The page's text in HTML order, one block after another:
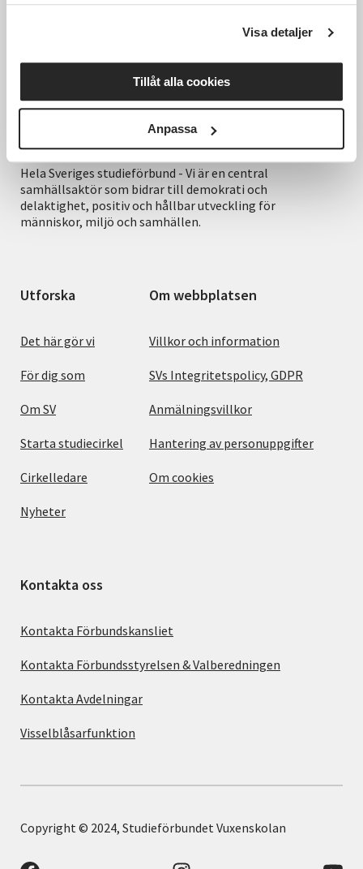
Visa detaljer
Tillåt alla cookies
Anpassa
Hela Sveriges studieförbund - Vi är en central
samhällsaktör som bidrar till demokrati och
delaktighet, positiv och hållbar utveckling för
människor, miljö och samhällen.
Utforska
Det här gör vi
För dig som
Om SV
Starta studiecirkel
Cirkelledare
Nyheter
Om webbplatsen
Villkor och information
SVs Integritetspolicy, GDPR
Anmälningsvillkor
Hantering av personuppgifter
Om cookies
Kontakta oss
Kontakta Förbundskansliet
Kontakta Förbundsstyrelsen & Valberedningen
Kontakta Avdelningar
Visselblåsarfunktion
Copyright © 2024, Studieförbundet Vuxenskolan